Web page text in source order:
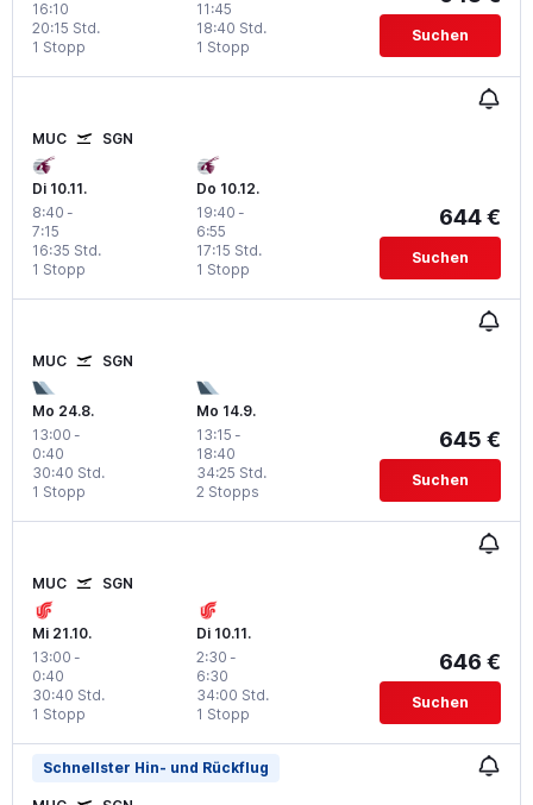
16:10
1 Stopp
20:15 Std.
11:45
1 Stopp
18:40 Std. Suchen
MUC SGN
Di 10.11.
8:40 -
7:15
1 Stopp
16:35 Std.
Do 10.12.
19:40 -
6:55
1 Stopp
17:15 Std.
644 €
Suchen
MUC SGN
Mo 24.8.
13:00 -
0:40
1 Stopp
30:40 Std.
Mo 14.9.
13:15 -
18:40
2 Stopps
34:25 Std.
645 €
Suchen
MUC SGN
Mi 21.10.
13:00 -
0:40
1 Stopp
30:40 Std.
Di 10.11.
2:30 -
6:30
1 Stopp
34:00 Std.
646 €
Suchen
Schnellster Hin- und Rückflug